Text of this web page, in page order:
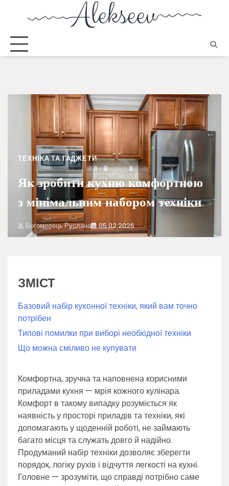
ТЕХНІКА ТА ГАДЖЕТИ
Як зробити кухню комфортною
з мінімальним набором техніки
Богомолець Руслана 05.02.2026
ЗМІСТ
Базовий набір кухонної техніки, який вам точно
потрібен
Типові помилки при виборі необхідної техніки
Що можна сміливо не купувати
Комфортна, зручна та наповнена корисними
приладами кухня — мрія кожного кулінара.
Комфорт в такому випадку розуміється як
наявність у просторі приладів та техніки, які
допомагають у щоденній роботі, не займають
багато місця та служать довго й надійно.
Продуманий набір техніки дозволяє зберегти
порядок, логіку рухів і відчуття легкості на кухні.
Головне — зрозуміти, що справді потрібно саме